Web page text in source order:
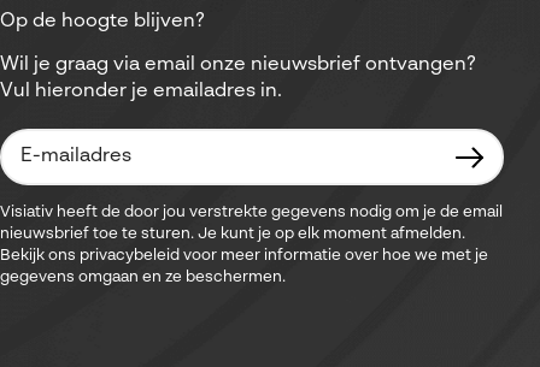
Op de hoogte blijven?
Wil je graag via email onze nieuwsbrief ontvangen?
Vul hieronder je emailadres in.
Visiativ heeft de door jou verstrekte gegevens nodig om je de email
nieuwsbrief toe te sturen. Je kunt je op elk moment afmelden.
Bekijk ons privacybeleid voor meer informatie over hoe we met je
gegevens omgaan en ze beschermen.